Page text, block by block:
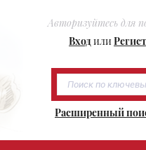
Авторизуйтесь для
Входили
Расширенный